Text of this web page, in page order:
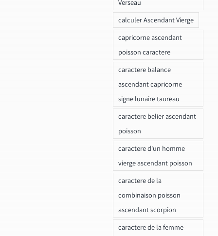
Verseau
calculer Ascendant Vierge
capricorne ascendant
poisson caractere
caractere balance
ascendant capricorne
signe lunaire taureau
caractere belier ascendant
poisson
caractere d'un homme
vierge ascendant poisson
caractere de la
combinaison poisson
ascendant scorpion
caractere de la femme